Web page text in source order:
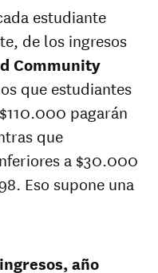
at
estudiante
de los ingresos
Community
que estudiantes
pagarán
que
a $30.000
Eso supone una
año